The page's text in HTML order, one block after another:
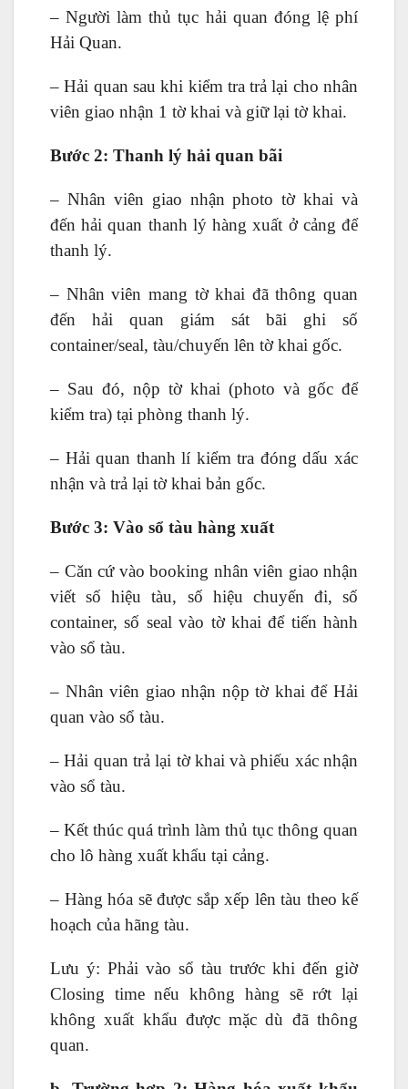
– Người làm thủ tục hải quan đóng lệ phí
Hải Quan.
– Hải quan sau khi kiểm tra trả lại cho nhân
viên giao nhận 1 tờ khai và giữ lại tờ khai.
Bước 2: Thanh lý hải quan bãi
– Nhân viên giao nhận photo tờ khai và
đến hải quan thanh lý hàng xuất ở cảng để
thanh lý.
– Nhân viên mang tờ khai đã thông quan
đến hải quan giám sát bãi ghi số
container/seal, tàu/chuyến lên tờ khai gốc.
– Sau đó, nộp tờ khai (photo và gốc để
kiểm tra) tại phòng thanh lý.
– Hải quan thanh lí kiểm tra đóng dấu xác
nhận và trả lại tờ khai bản gốc.
Bước 3: Vào sổ tàu hàng xuất
– Căn cứ vào booking nhân viên giao nhận
viết số hiệu tàu, số hiệu chuyến đi, số
container, số seal vào tờ khai để tiến hành
vào sổ tàu.
– Nhân viên giao nhận nộp tờ khai để Hải
quan vào sổ tàu.
– Hải quan trả lại tờ khai và phiếu xác nhận
vào sổ tàu.
– Kết thúc quá trình làm thủ tục thông quan
cho lô hàng xuất khẩu tại cảng.
– Hàng hóa sẽ được sắp xếp lên tàu theo kế
hoạch của hãng tàu.
Lưu ý: Phải vào sổ tàu trước khi đến giờ
Closing time nếu không hàng sẽ rớt lại
không xuất khẩu được mặc dù đã thông
quan.